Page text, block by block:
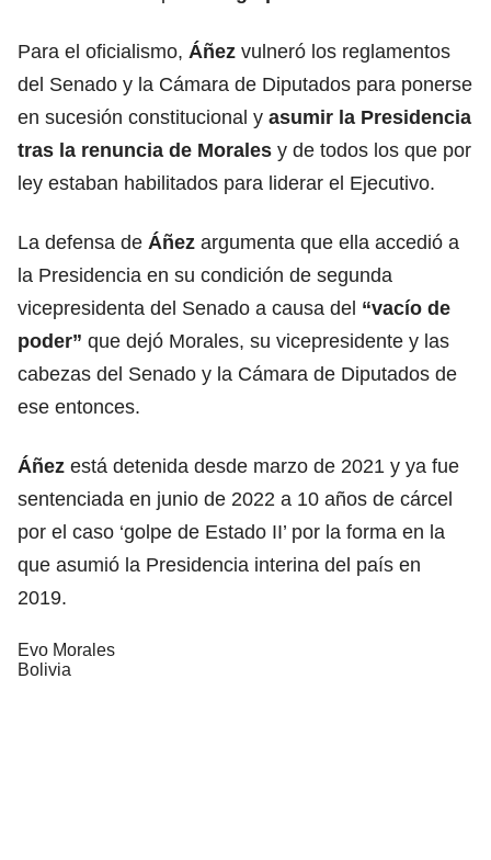
Para el oficialismo, Áñez vulneró los reglamentos
del Senado y la Cámara de Diputados para ponerse
en sucesión constitucional y asumir la Presidencia
tras la renuncia de Morales y de todos los que por
ley estaban habilitados para liderar el Ejecutivo.
La defensa de Áñez argumenta que ella accedió a
la Presidencia en su condición de segunda
vicepresidenta del Senado a causa del “vacío de
poder” que dejó Morales, su vicepresidente y las
cabezas del Senado y la Cámara de Diputados de
ese entonces.
Áñez está detenida desde marzo de 2021 y ya fue
sentenciada en junio de 2022 a 10 años de cárcel
por el caso ‘golpe de Estado II’ por la forma en la
que asumió la Presidencia interina del país en
2019.
Evo Morales
Bolivia